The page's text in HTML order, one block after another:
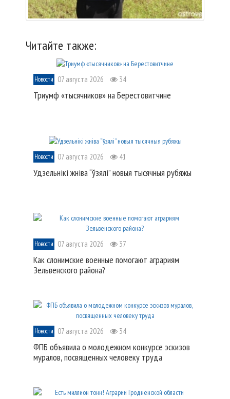
Читайте также:
Новости 07 августа 2026 34
Триумф «тысячников» на Берестовитчине
Новости 07 августа 2026 41
Удзельнікі жніва “ўзялі” новыя тысячныя рубяжы
Новости 07 августа 2026 37
Как слонимские военные помогают аграриям
Зельвенского района?
Новости 07 августа 2026 34
ФПБ объявила о молодежном конкурсе эскизов
муралов, посвященных человеку труда